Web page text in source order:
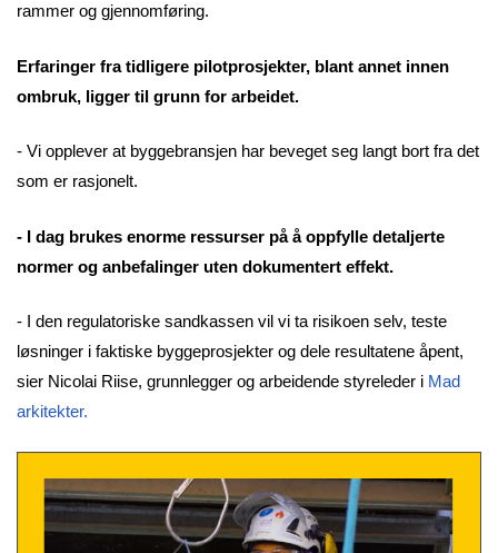
rammer og gjennomføring.
Erfaringer fra tidligere pilotprosjekter, blant annet innen
ombruk, ligger til grunn for arbeidet.
- Vi opplever at byggebransjen har beveget seg langt bort fra det
som er rasjonelt.
- I dag brukes enorme ressurser på å oppfylle detaljerte
normer og anbefalinger uten dokumentert effekt.
- I den regulatoriske sandkassen vil vi ta risikoen selv, teste
løsninger i faktiske byggeprosjekter og dele resultatene åpent,
sier Nicolai Riise, grunnlegger og arbeidende styreleder i Mad
arkitekter.